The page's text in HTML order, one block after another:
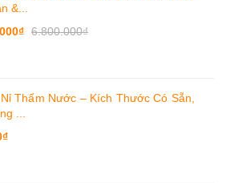
&...
6.800.000₫
Thấm Nước – Kích Thước Có Sẵn,
...